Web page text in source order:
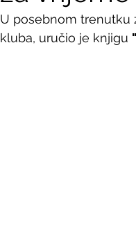
U posebnom trenutku
kluba, uručio je knjigu